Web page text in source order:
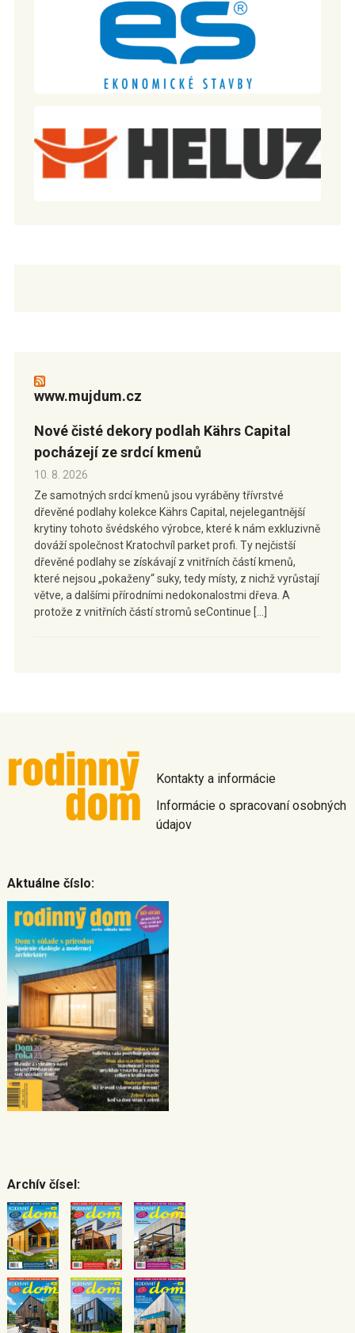
www.mujdum.cz
Nové čisté dekory podlah Kährs Capital
pocházejí ze srdcí kmenů
10. 8. 2026
Ze samotných srdcí kmenů jsou vyráběny třívrstvé
dřevěné podlahy kolekce Kährs Capital, nejelegantnější
krytiny tohoto švédského výrobce, které k nám exkluzivně
dováží společnost Kratochvíl parket profi. Ty nejčistší
dřevěné podlahy se získávají z vnitřních částí kmenů,
které nejsou „pokaženy“ suky, tedy místy, z nichž vyrůstají
větve, a dalšími přírodními nedokonalostmi dřeva. A
protože z vnitřních částí stromů seContinue […]
Kontakty a informácie
Informácie o spracovaní osobných
údajov
Aktuálne číslo:
Archív čísel: